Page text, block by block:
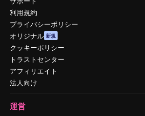
利用規約
プライバシーポリシー
オリジナル 新規
クッキーポリシー
トラストセンター
アフィリエイト
法人向け
運営